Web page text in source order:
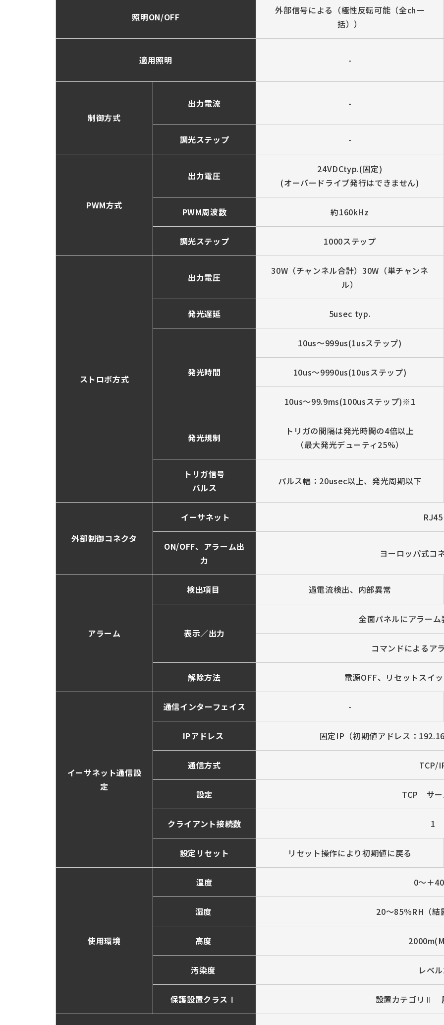
照明ON/OFF
外部信号による（極性反転可能（全ch一
括））
適用照明 -
制御方式
出力電流 -
調光ステップ -
PWM方式
出力電圧
24VDCtyp.(固定)
(オーバードライブ発行はできません)
PWM周波数 約160kHz
調光ステップ 1000ステップ
ストロボ方式
出力電圧
30W（チャンネル合計）30W（単チャンネ
ル）
発光遅延 5usec typ.
発光時間
10us～999us(1usステップ)
10us～9990us(10usステップ)
10us～99.9ms(100usステップ)※1
発光規制
トリガの間隔は発光時間の4倍以上
（最大発光デューティ25%）
トリガ信号
パルス
パルス幅：20usec以上、発光周期以下
外部制御コネクタ
イーサネット RJ45
ON/OFF、アラーム出
力
ヨーロッパ式コ
アラーム
検出項目 過電流検出、内部異常
表示／出力
全面パネルにアラー
コマンドによるア
解除方法 電源OFF、リセットスイ
イーサネット通信設
定
通信インターフェイス -
IPアドレス 固定IP（初期値アドレス：
通信方式 TCP/
設定 TCP サ
クライアント接続数 1
設定リセット リセット操作により初期値に戻る
使用環境
温度 0～＋
湿度 20～85％RH（結
高度
汚染度 レベ
保護設置クラスⅠ 設置カテゴリⅡ